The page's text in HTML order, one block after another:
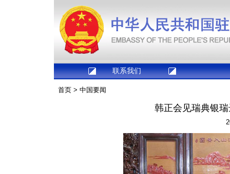
联系我们
首页 > 中国要闻
韩正会见瑞典银